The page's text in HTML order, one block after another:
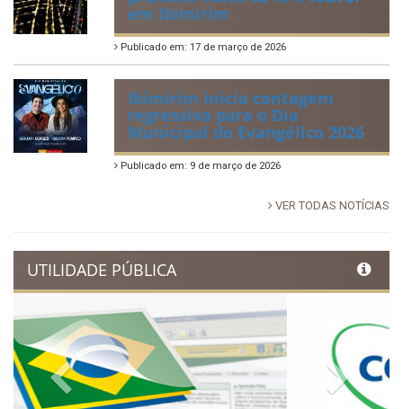
88ª Tradicional Festa de Santo
Antônio fortalece cultura,
tradição e movimenta a
economia de Ibimirim
Publicado em: 14 de junho de 2026
Dia Municipal do Evangélico
promete noite de fé e louvor
Ibimirim inicia contagem
regressiva para o Dia
Municipal do Evangélico 2026
Publicado em: 9 de março de 2026
VER TODAS NOTÍCIAS